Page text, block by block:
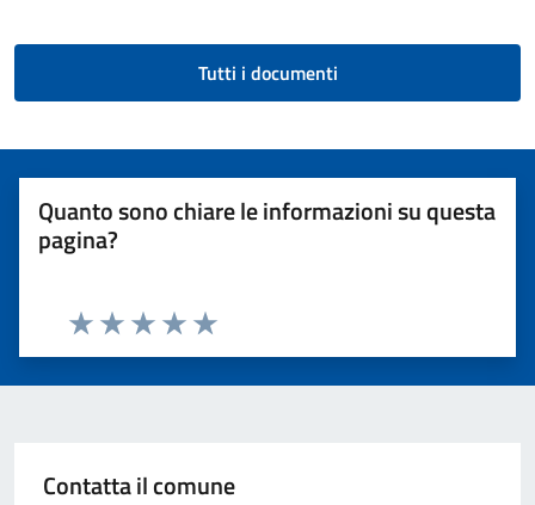
Tutti i documenti
Quanto sono chiare le informazioni su questa
pagina?
Valuta 5 stelle su 5
Valuta 4 stelle su 5
Valuta 3 stelle su 5
Valuta 2 stelle su 5
Valuta 1 stelle su 5
Contatta il comune